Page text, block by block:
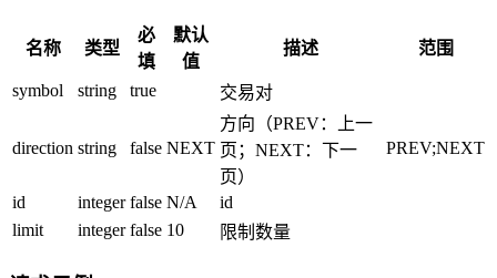
名称 类型
必
填
默认
值
描述 范围
symbol string true 交易对
direction string false NEXT
方向（PREV：上一
页；NEXT：下一
页）
PREV;NEXT
id integer false N/A
id
limit
integer false 10 限制数量